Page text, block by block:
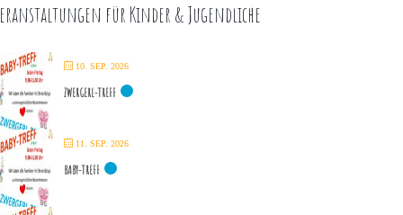
für Kinder & Jugendliche
10. SEP. 2026
ZWERGERL-TREFF
11. SEP. 2026
BABY-TREFF